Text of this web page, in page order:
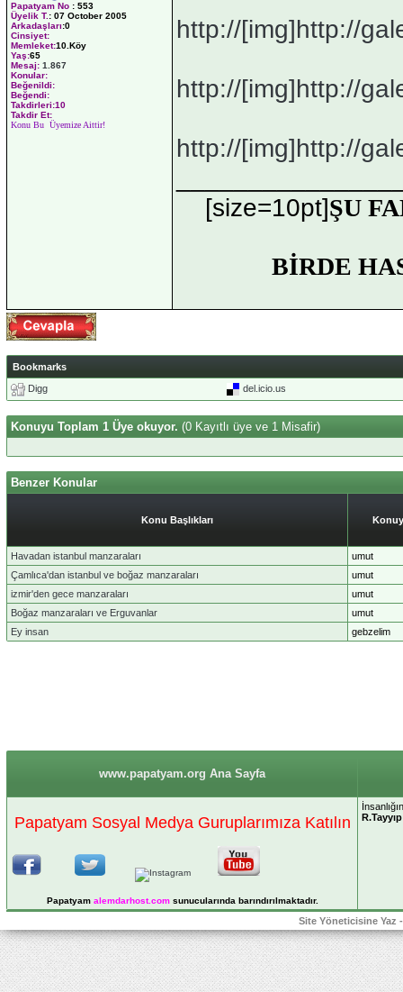
Papatyam No : 553
Üyelik T.: 07 October 2005
Arkadaşları:0
Cinsiyet:
Memleket:10.Köy
Yaş:65
Mesaj: 1.867
Konular:
Beğenildi:
Beğendi:
Takdirleri:10
Takdir Et:
Konu Bu Üyemize Aittir!
http://[img]http://
http://[img]http://
http://[img]http://
[size=10pt]ŞU
BİRDE
Bookmarks
Digg
del.icio.us
Konuyu Toplam 1 Üye okuyor. (0 Kayıtlı üye ve 1 Misafir)
Benzer Konular
Konu Başlıkları
Havadan istanbul manzaraları
umut
Çamlıca'dan istanbul ve boğaz manzaraları
umut
izmir'den gece manzaraları
umut
Boğaz manzaraları ve Erguvanlar
umut
Ey insan
gebzelim
www.papatyam.org Ana Sayfa
Papatyam Sosyal Medya Guruplarımıza Katılın
Papatyam alemdarhost.comsunucularında barındırılmaktadır.
Site Yöneticisine Yaz